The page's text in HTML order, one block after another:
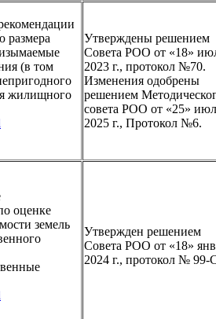
размера
(в том
жилищного
Утверждены решением
Совета РОО от «18»
2023 г., протокол №70.
Изменения одобрены
решением
совета РОО от «25»
2025 г., Протокол №6.
оценке
земель
Утвержден решением
Совета РОО от «18»
2024 г., протокол № 99-